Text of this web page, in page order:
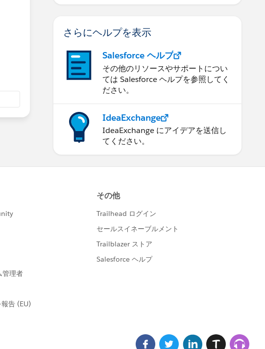
さらにヘルプを表示
Salesforce ヘルプ
その他のリソースやサポートについ
ては Salesforce ヘルプを参照してく
ださい。
IdeaExchange
IdeaExchange にアイデアを送信し
てください。